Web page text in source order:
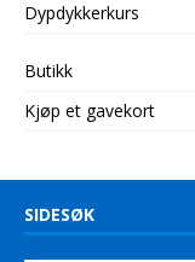
Dypdykkerkurs
Butikk
Kjøp et gavekort
SIDESØK